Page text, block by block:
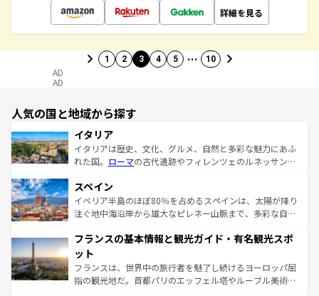
詳細を見る
1 2 3 4 5 … 10
AD
AD
人気の国と地域から探す
イタリア
イタリアは歴史、文化、グルメ、自然と多彩な魅力にあふ
れた国。 ローマの古代遺跡やフィレンツェのルネッサンス
ろん、トスカーナの美しい田園風景やアマルフィ海岸の絶
景など、自然景観も見逃せない。観光の合間には、本場の
ピザやパスタなど、絶品のイタリア料理を堪能することも
ませてくれるイタリアで、忘れられない旅をしてみよう！
なお、新着のイタリア情報は
しい。
スペイン
イベリア半島のほぼ80％を占めるスペインは、太陽が降り
注ぐ地中海沿岸から雄大なピレネー山脈まで、多彩な自然
文化が根付くこの国では、情熱的なフラメンコ、熱気あふ
れる闘牛、そして美味しいタパスが生活の一部となってい
る。首都マドリードの洗練された雰囲気や、バルセロナの
アートに溢れた街角から、地方では古代ローマ遺跡や中世
フランスの基本情報と観光ガイド・有名観光スポ
ット
フランスは、世界中の旅行者を魅了し続けるヨーロッパ屈
指の観光地だ。首都パリのエッフェル塔やルーブル美術館